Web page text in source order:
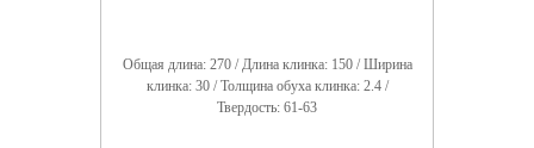
Общая длина: 270 / Длина клинка: 150 / Ширина
клинка: 30 / Толщина обуха клинка: 2.4 /
Твердость: 61-63